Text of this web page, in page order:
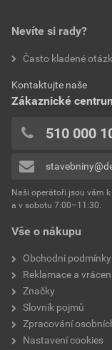
Vše o nákupu
Obchodní podmínky
Reklamace a
Značky
Slovník pojmů
Zpracování
Nastavení cookies
Nevíte si rady?
Často kladené
Kontaktujte naše
Zákaznické
510 000
Naši operátoři jsou vám
a v sobotu 7:00–11:30.